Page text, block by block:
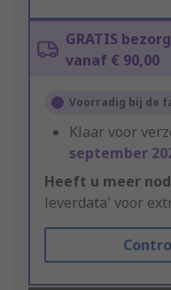
GRATIS
vanaf € 90,00
Voorradig bij de
Klaar voor
september
Heeft u meer
leverdata' voor